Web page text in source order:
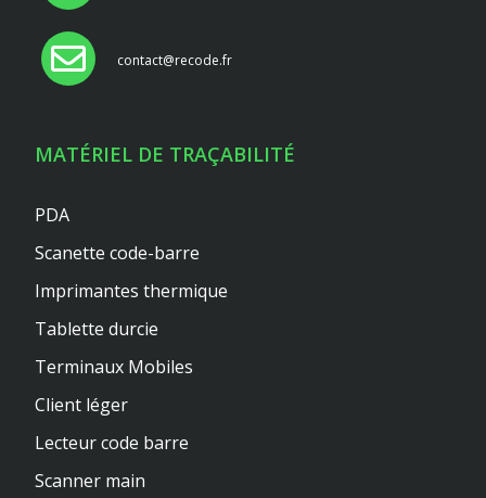
contact@recode.fr
MATÉRIEL DE TRAÇABILITÉ
PDA
Scanette code-barre
Imprimantes thermique
Tablette durcie
Terminaux Mobiles
Client léger
Lecteur code barre
Scanner main